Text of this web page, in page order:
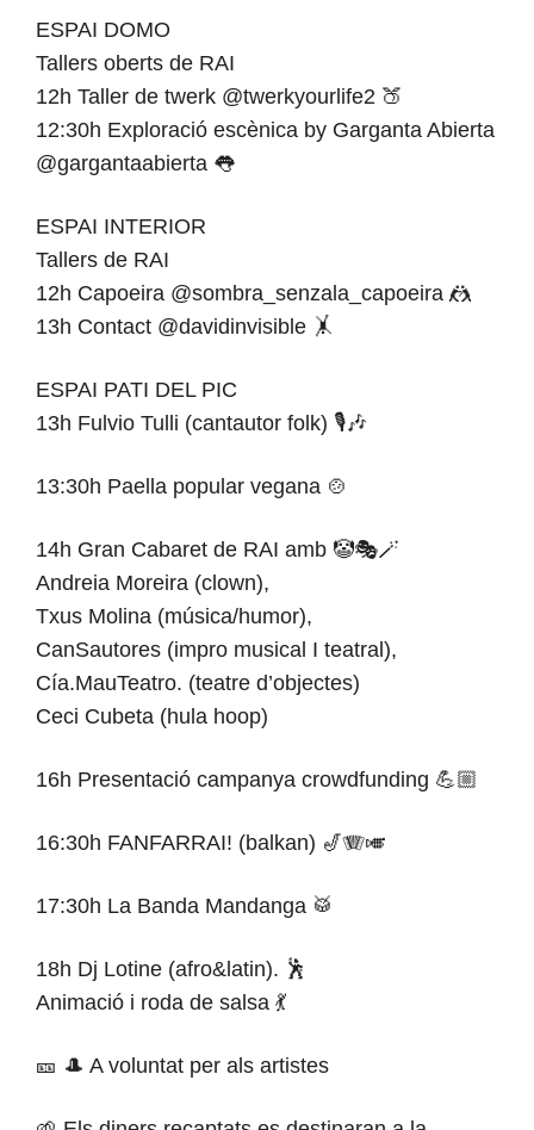
ESPAI DOMO
Tallers oberts de RAI
12h Taller de twerk @twerkyourlife2 🍑
12:30h Exploració escènica by Garganta Abierta
@gargantaabierta 👅
ESPAI INTERIOR
Tallers de RAI
12h Capoeira @sombra_senzala_capoeira 🤼
13h Contact @davidinvisible 🤸
ESPAI PATI DEL PIC
13h Fulvio Tulli (cantautor folk) 🎙️🎶
13:30h Paella popular vegana 🍲
14h Gran Cabaret de RAI amb 🤡🎭🪄
Andreia Moreira (clown),
Txus Molina (música/humor),
CanSautores (impro musical I teatral),
Cía.MauTeatro. (teatre d’objectes)
Ceci Cubeta (hula hoop)
16h Presentació campanya crowdfunding 💪🏼
16:30h FANFARRAI! (balkan) 🎷🪗🎺
17:30h La Banda Mandanga 🥁
18h Dj Lotine (afro&latin). 🕺
Animació i roda de salsa 💃
🎫 🎩 A voluntat per als artistes